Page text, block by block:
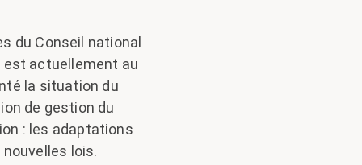
du Conseil national
est actuellement au
la situation du
de gestion du
: les adaptations
lois.